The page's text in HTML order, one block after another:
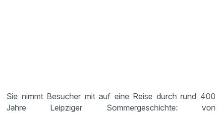
Sie nimmt Besucher mit auf eine Reise durch rund 400
Jahre Leipziger Sommergeschichte: von